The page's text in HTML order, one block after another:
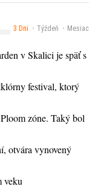
3 Dni Týždeň Mesiac
v Skalici je späť s
festival, ktorý
zóne. Taký bol
otvára vynovený
veku